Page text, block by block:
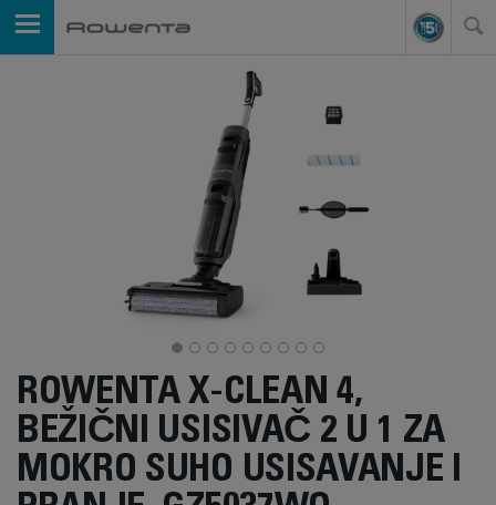
ROWENTA X-CLEAN 4,
BEŽIČNI USISIVAČ 2 U 1 ZA
MOKRO SUHO USISAVANJE I